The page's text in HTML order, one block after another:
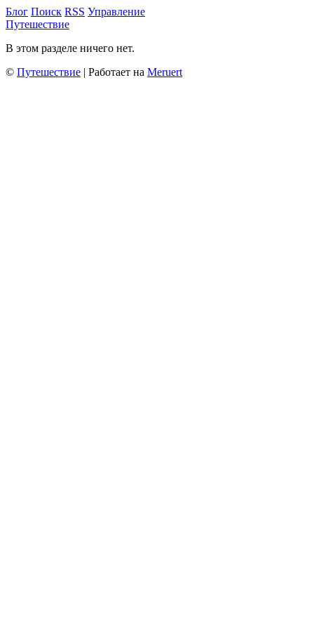
Блог Поиск RSS Управление
Путешествие
В этом разделе ничего нет.
© Путешествие | Работает на Meruert